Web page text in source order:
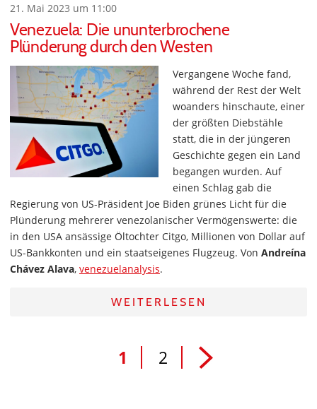
21. Mai 2023 um 11:00
Venezuela: Die ununterbrochene
Plünderung durch den Westen
Vergangene Woche fand,
während der Rest der Welt
woanders hinschaute, einer
der größten Diebstähle
statt, die in der jüngeren
Geschichte gegen ein Land
begangen wurden. Auf
einen Schlag gab die
Regierung von US-Präsident Joe Biden grünes Licht für die
Plünderung mehrerer venezolanischer Vermögenswerte: die
in den USA ansässige Öltochter Citgo, Millionen von Dollar auf
US-Bankkonten und ein staatseigenes Flugzeug. Von Andreína
Chávez Alava, venezuelanalysis.
WEITERLESEN
1 2